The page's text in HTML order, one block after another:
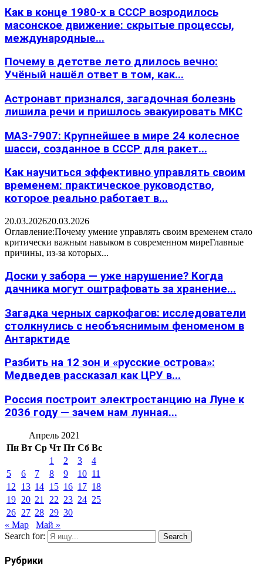
Как в конце 1980-х в СССР возродилось
масонское движение: скрытые процессы,
международные...
Почему в детстве лето длилось вечно:
Учёный нашёл ответ в том, как...
Астронавт признался, загадочная болезнь
лишила речи и пришлось эвакуировать МКС
МАЗ-7907: Крупнейшее в мире 24 колесное
шасси, созданное в СССР для ракет...
Как научиться эффективно управлять своим
временем: практическое руководство,
которое реально работает в...
20.03.202620.03.2026
Оглавление:Почему умение управлять своим временем стало
критически важным навыком в современном миреГлавные
причины, из-за которых...
Доски у забора — уже нарушение? Когда
дачника могут оштрафовать за хранение...
Загадка черных саркофагов: исследователи
столкнулись с необъяснимым феноменом в
Антарктиде
Разбить на 12 зон и «русские острова»:
Медведев рассказал как ЦРУ в...
Россия построит электростанцию на Луне к
2036 году — зачем нам лунная...
Апрель 2021
Пн Вт Ср Чт Пт Сб Вс
1
2 3
4
5
6 7 8 9 10 11
12
13 14 15 16 17 18
19 20 21 22 23 24 25
26 27 28 29 30
« Мар
Май »
Search for:
Search
Рубрики